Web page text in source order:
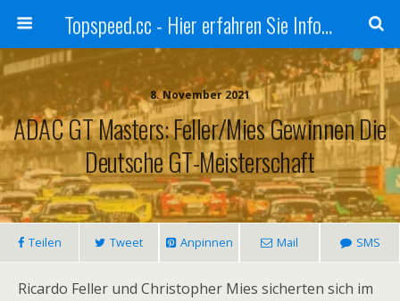
Topspeed.cc - Hier erfahren Sie Infos über die Rennsportszene mit Vollgas
8. November 2021
ADAC GT Masters: Feller/Mies Gewinnen Die
Deutsche GT-Meisterschaft
Teilen Tweet Anpinnen Mail SMS
Ricardo Feller und Christopher Mies sicherten sich im